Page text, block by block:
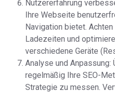
Nutzererfahrung
Ihre Webseite
Navigation bietet.
Ladezeiten und
verschiedene Geräte
Analyse und Anpassung:
regelmäßig Ihre SEO-
Strategie zu messen.